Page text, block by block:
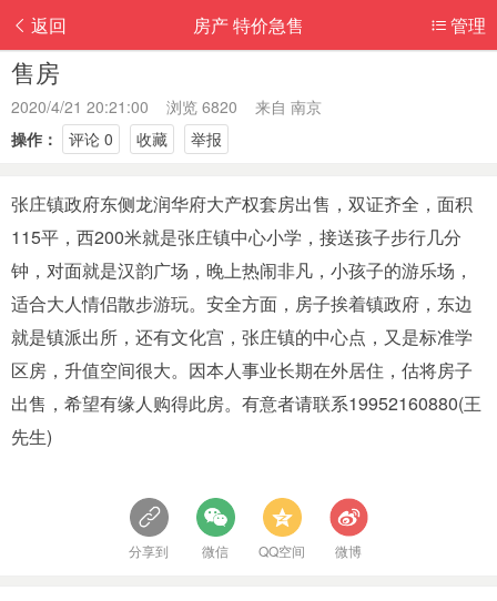
返回 管理
房产 特价急售
售房
2020/4/21 20:21:00 浏览 6820 来自 南京
操作：
评论 0 收藏 举报
张庄镇政府东侧龙润华府大产权套房出售，双证齐全，面积
115平，西200米就是张庄镇中心小学，接送孩子步行几分
钟，对面就是汉韵广场，晚上热闹非凡，小孩子的游乐场，
适合大人情侣散步游玩。安全方面，房子挨着镇政府，东边
就是镇派出所，还有文化宫，张庄镇的中心点，又是标准学
区房，升值空间很大。因本人事业长期在外居住，估将房子
出售，希望有缘人购得此房。有意者请联系19952160880(王
先生)
分享到 微信 QQ空间 微博